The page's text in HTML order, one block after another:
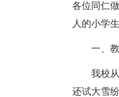
各位同仁
人的小学
一、
我校
还试大雪